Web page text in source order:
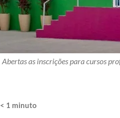
Abertas as inscrições para cursos
< 1 minuto